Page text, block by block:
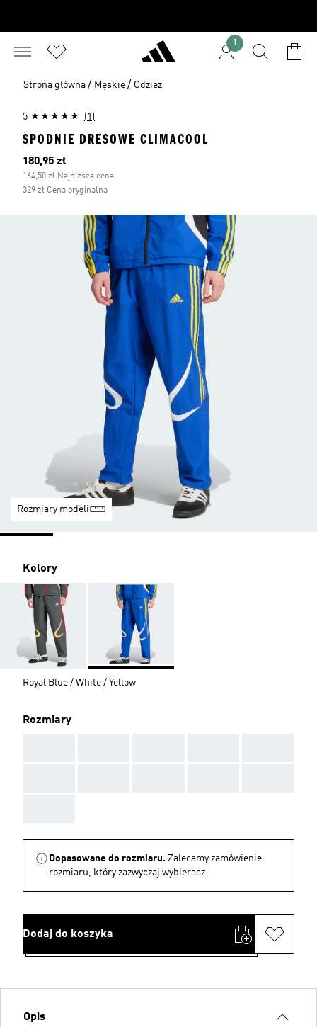
1
Strona główna / Męskie / Odzież
5 (1)
SPODNIE DRESOWE CLIMACOOL
Bieżąca cena
180,95 zł
164,50 zł Najniższa cena
329 zł Cena oryginalna
Rozmiary modeli
Kolory
Royal Blue / White / Yellow
Rozmiary
Dopasowane do rozmiaru. Zalecamy zamówienie
rozmiaru, który zazwyczaj wybierasz.
Dodaj do koszyka
Opis